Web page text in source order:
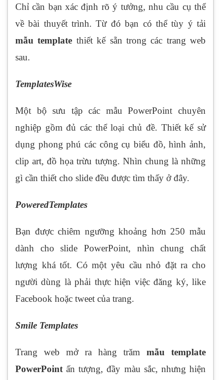
Chỉ cần bạn xác định rõ ý tưởng, nhu cầu cụ thể
về bài thuyết trình. Từ đó bạn có thể tùy ý tải
mẫu template thiết kế sẵn trong các trang web
sau.
TemplatesWise
Một bộ sưu tập các mẫu PowerPoint chuyên
nghiệp gồm đủ các thể loại chủ đề. Thiết kế sử
dụng phong phú các công cụ biểu đồ, hình ảnh,
clip art, đồ họa trừu tượng. Nhìn chung là những
gì cần thiết cho slide đều được tìm thấy ở đây.
PoweredTemplates
Bạn được chiêm ngưỡng khoảng hơn 250 mẫu
dành cho slide PowerPoint, nhìn chung chất
lượng khá tốt. Có một yêu cầu nhỏ đặt ra cho
người dùng là phải thực hiện việc đăng ký, like
Facebook hoặc tweet của trang.
Smile Templates
Trang web mở ra hàng trăm mẫu template
PowerPointấn tượng, đầy màu sắc, nhưng hiện